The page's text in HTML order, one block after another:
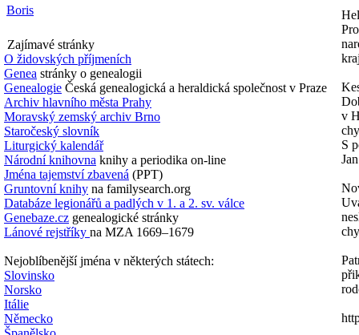
Boris
Zajímavé stránky
O židovských příjmeních
Genea stránky o genealogii
Genealogie Česká genealogická a heraldická společnost v Praze
Archiv hlavního města Prahy
Moravský zemský archiv Brno
Staročeský slovník
Liturgický kalendář
Národní knihovna knihy a periodika on-line
Jména tajemství zbavená (PPT)
Gruntovní knihy na familysearch.org
Databáze legionářů a padlých v 1. a 2. sv. válce
Genebaze.cz genealogické stránky
Lánové rejstříky na MZA 1669–1679
Nejoblíbenější jména v některých státech:
Slovinsko
Norsko
Itálie
Německo
v
S